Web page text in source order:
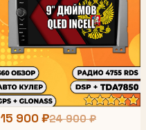
15 900 ₽24 900 ₽